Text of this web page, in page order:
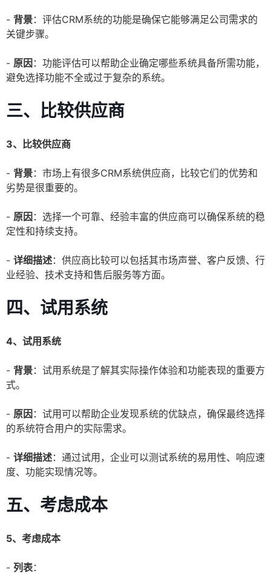
- 背景：评估CRM系统的功能是确保它能够满足公司需求的
关键步骤。
- 原因 ：功能评估可以帮助企业确定哪些系统具备所需功能，
避免选择功能不全或过于复杂的系统。
三、比较供应商
3、比较供应商
- 背景：市场上有很多CRM系统供应商，比较它们的优势和
劣势是很重要的。
- 原因 ：选择一个可靠、经验丰富的供应商可以确保系统的稳
定性和持续支持。
- 详细描述：供应商比较可以包括其市场声誉、客户反馈、行
业经验、技术支持和售后服务等方面。
四、试用系统
4、试用系统
- 背景：试用系统是了解其实际操作体验和功能表现的重要方
式。
- 原因 ：试用可以帮助企业发现系统的优缺点，确保最终选择
的系统符合用户的实际需求。
- 详细描述：通过试用，企业可以测试系统的易用性、响应速
度、功能实现情况等。
五、考虑成本
5、考虑成本
- 列表：